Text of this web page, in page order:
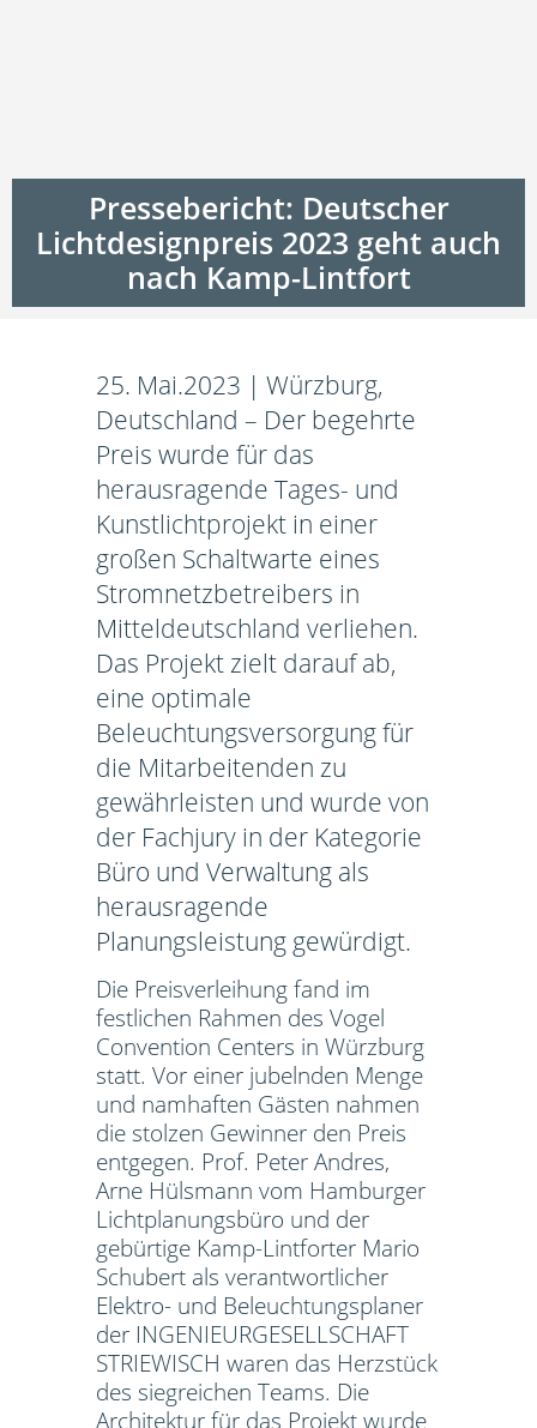
Pressebericht: Deutscher
Lichtdesignpreis 2023 geht auch
nach Kamp-Lintfort
25. Mai.2023 | Würzburg,
Deutschland – Der begehrte
Preis wurde für das
herausragende Tages- und
Kunstlichtprojekt in einer
großen Schaltwarte eines
Stromnetzbetreibers in
Mitteldeutschland verliehen.
Das Projekt zielt darauf ab,
eine optimale
Beleuchtungsversorgung für
die Mitarbeitenden zu
gewährleisten und wurde von
der Fachjury in der Kategorie
Büro und Verwaltung als
herausragende
Planungsleistung gewürdigt.
Die Preisverleihung fand im
festlichen Rahmen des Vogel
Convention Centers in Würzburg
statt. Vor einer jubelnden Menge
und namhaften Gästen nahmen
die stolzen Gewinner den Preis
entgegen. Prof. Peter Andres,
Arne Hülsmann vom Hamburger
Lichtplanungsbüro und der
gebürtige Kamp-Lintforter Mario
Schubert als verantwortlicher
Elektro- und Beleuchtungsplaner
der INGENIEURGESELLSCHAFT
STRIEWISCH waren das Herzstück
des siegreichen Teams. Die
Architektur für das Projekt wurde